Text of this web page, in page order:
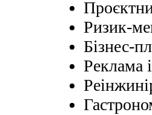
Ризик-
Бізнес-
Реклама